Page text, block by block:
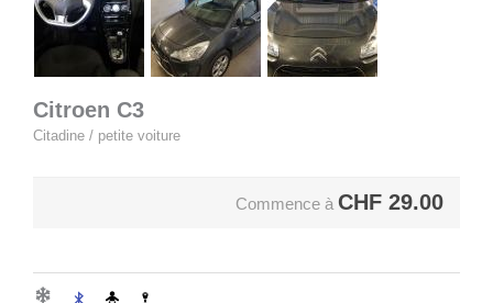
Citroen C3
Citadine / petite voiture
Commence à CHF 29.00